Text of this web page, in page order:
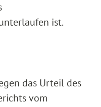
ist.
das Urteil des
vom